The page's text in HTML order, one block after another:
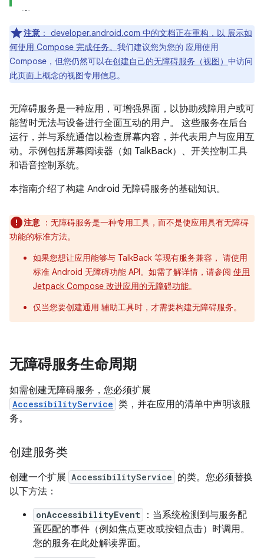
注意 ：
developer.android.com 中的文档正在重构，以 展示如
何使用 Compose 完成任务。 我们建议您为您的 应用使用
Compose，但您仍然可以在创建自己的无障碍服务（视图） 中访问
此页面上概念的视图专用信息。
无障碍服务是一种应用，可增强界面，以协助残障用户或可
能暂时无法与设备进行全面互动的用户。 这些服务在后台
运行，并与系统通信以检查屏幕内容，并代表用户与应用互
动。示例包括屏幕阅读器（如 TalkBack）、开关控制工具
和语音控制系统。
本指南介绍了构建 Android 无障碍服务的基础知识。
注意 ：无障碍服务是一种专用工具，而不是使应用具有无障碍
功能的标准方法。
如果您想让应用能够与 TalkBack 等现有服务兼容， 请使用
标准 Android 无障碍功能 API。如需了解详情，请参阅 使用
Jetpack Compose 改进应用的无障碍功能。
仅当您要创建通用 辅助工具时，才需要构建无障碍服务。
无障碍服务生命周期
如需创建无障碍服务，您必须扩展
AccessibilityService 类，并在应用的清单中声明该服
务。
创建服务类
创建一个扩展 AccessibilityService 的类。您必须替换
以下方法：
onAccessibilityEvent
：当系统检测到与服务配
置匹配的事件（例如焦点更改或按钮点击）时调用。
您的服务在此处解读界面。